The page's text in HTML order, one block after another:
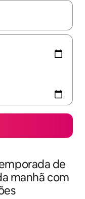
explore-os
de
manhã com